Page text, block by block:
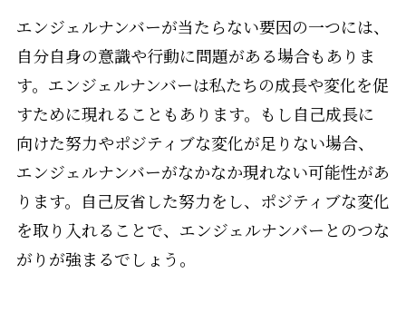
エンジェルナンバーが当たらない要因の一つには、
自分自身の意識や行動に問題がある場合もありま
す。エンジェルナンバーは私たちの成長や変化を促
すために現れることもあります。もし自己成長に
向けた努力やポジティブな変化が足りない場合、
エンジェルナンバーがなかなか現れない可能性があ
ります。自己反省した努力をし、ポジティブな変化
を取り入れることで、エンジェルナンバーとのつな
がりが強まるでしょう。